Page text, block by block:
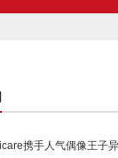
携手人气偶像王子